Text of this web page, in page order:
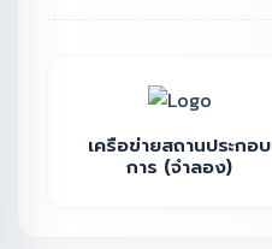
เครือข่ายสถานประกอบ
การ (จำลอง)